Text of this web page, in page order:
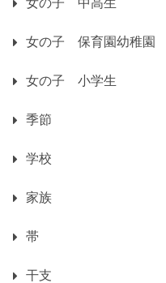
女の子 中高生
女の子 保育園幼稚園
女の子 小学生
季節
学校
家族
帯
干支